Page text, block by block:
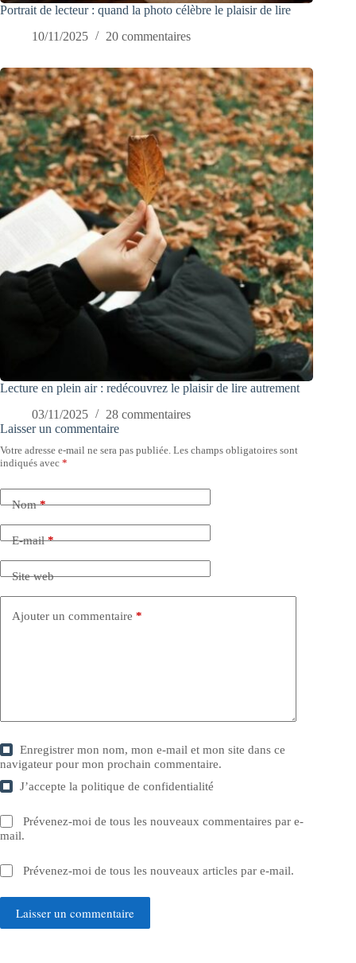
Portrait de lecteur : quand la photo célèbre le plaisir de lire
10/11/2025
20 commentaires
Lecture en plein air : redécouvrez le plaisir de lire autrement
03/11/2025
28 commentaires
Laisser un commentaire
Votre adresse e-mail ne sera pas publiée. Les champs obligatoires sont
indiqués avec *
Nom*
E-mail*
Site web
Ajouter un commentaire *
Enregistrer mon nom, mon e-mail et mon site dans ce
navigateur pour mon prochain commentaire.
J’accepte lapolitique de confidentialité
Prévenez-moi de tous les nouveaux commentaires par e-
mail.
Prévenez-moi de tous les nouveaux articles par e-mail.
Laisser un commentaire